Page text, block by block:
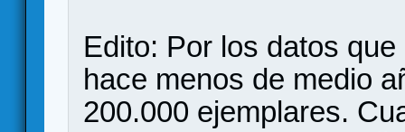
Edito: Por los datos
hace menos de medio
200.000 ejemplares.